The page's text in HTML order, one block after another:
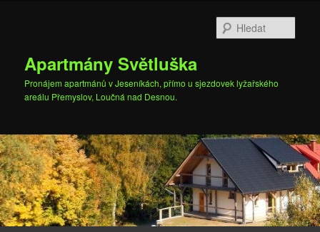
paneluApartmány Světluška
Pronájem apartmánů v Jeseníkách, přímo u sjezdovek lyžařského
areálu Přemyslov, Loučná nad Desnou.